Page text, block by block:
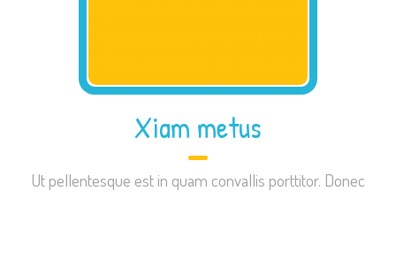
Xiam metus
Ut pellentesque est in quam convallis porttitor. Donec